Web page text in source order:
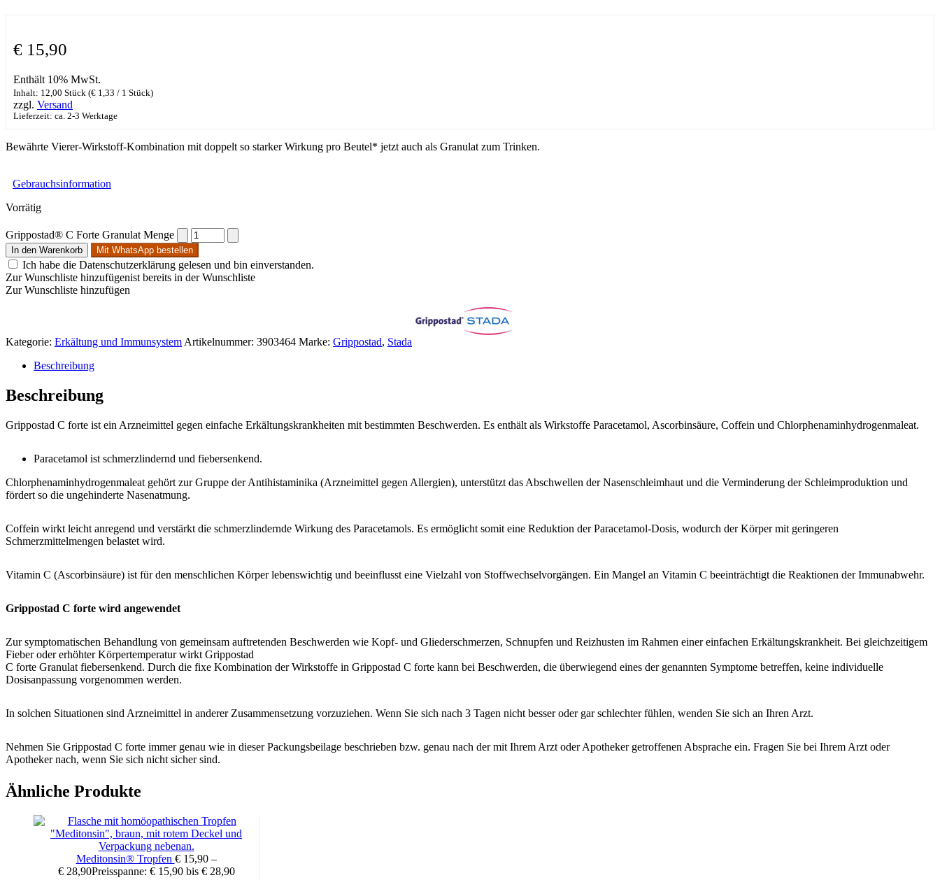
€ 15,90
Enthält 10% MwSt.
Inhalt: 12,00 Stück (€ 1,33 / 1 Stück)
zzgl. Versand
Lieferzeit: ca. 2-3 Werktage
Bewährte Vierer-Wirkstoff-Kombination mit doppelt so starker Wirkung pro Beutel* jetzt auch als Granulat zum Trinken.
Gebrauchsinformation
Vorrätig
Grippostad® C Forte Granulat Menge
In den Warenkorb Mit WhatsApp bestellen
Ich habe die Datenschutzerklärung gelesen und bin einverstanden.
Zur Wunschliste hinzufügenist bereits in der Wunschliste
Zur Wunschliste hinzufügen
Kategorie: Erkältung und Immunsystem Artikelnummer: 3903464 Marke: Grippostad, Stada
Beschreibung
Beschreibung
Grippostad C forte ist ein Arzneimittel gegen einfache Erkältungskrankheiten mit bestimmten Beschwerden. Es enthält als Wirkstoffe Paracetamol, Ascorbinsäure, Coffein und Chlorphenaminhydrogenmaleat.
Paracetamol ist schmerzlindernd und fiebersenkend.
Chlorphenaminhydrogenmaleat gehört zur Gruppe der Antihistaminika (Arzneimittel gegen Allergien), unterstützt das Abschwellen der Nasenschleimhaut und die Verminderung der Schleimproduktion und
fördert so die ungehinderte Nasenatmung.
Coffein wirkt leicht anregend und verstärkt die schmerzlindernde Wirkung des Paracetamols. Es ermöglicht somit eine Reduktion der Paracetamol-Dosis, wodurch der Körper mit geringeren
Schmerzmittelmengen belastet wird.
Vitamin C (Ascorbinsäure) ist für den menschlichen Körper lebenswichtig und beeinflusst eine Vielzahl von Stoffwechselvorgängen. Ein Mangel an Vitamin C beeinträchtigt die Reaktionen der Immunabwehr.
Grippostad C forte wird angewendet
Zur symptomatischen Behandlung von gemeinsam auftretenden Beschwerden wie Kopf- und Gliederschmerzen, Schnupfen und Reizhusten im Rahmen einer einfachen Erkältungskrankheit. Bei gleichzeitigem
Fieber oder erhöhter Körpertemperatur wirkt Grippostad
C forte Granulat fiebersenkend. Durch die fixe Kombination der Wirkstoffe in Grippostad C forte kann bei Beschwerden, die überwiegend eines der genannten Symptome betreffen, keine individuelle
Dosisanpassung vorgenommen werden.
In solchen Situationen sind Arzneimittel in anderer Zusammensetzung vorzuziehen. Wenn Sie sich nach 3 Tagen nicht besser oder gar schlechter fühlen, wenden Sie sich an Ihren Arzt.
Nehmen Sie Grippostad C forte immer genau wie in dieser Packungsbeilage beschrieben bzw. genau nach der mit Ihrem Arzt oder Apotheker getroffenen Absprache ein. Fragen Sie bei Ihrem Arzt oder
Apotheker nach, wenn Sie sich nicht sicher sind.
Löst sich ohne Umrühren auf
Für Risikopatienten geeignet: Bluthochdruck, chronische Asthmatiker, Diabetiker ohne Niereninsuffizienz
Für alle Kunden, die keine Kapseln schlucken können oder wollen
Erwachsene und Jugendliche ab 12 Jahren
Ähnliche Produkte
Meditonsin® Tropfen €15,90 –
€28,90Preisspanne: € 15,90 bis € 28,90